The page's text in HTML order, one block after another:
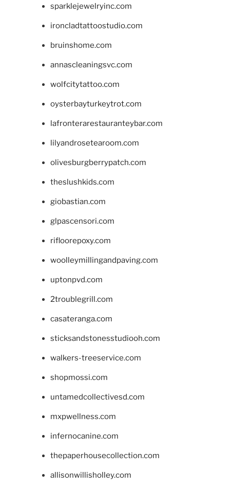
sparklejewelryinc.com
ironcladtattoostudio.com
bruinshome.com
annascleaningsvc.com
wolfcitytattoo.com
oysterbayturkeytrot.com
lafronterarestauranteybar.com
lilyandrosetearoom.com
olivesburgberrypatch.com
theslushkids.com
giobastian.com
glpascensori.com
rifloorepoxy.com
woolleymillingandpaving.com
uptonpvd.com
2troublegrill.com
casateranga.com
sticksandstonesstudiooh.com
walkers-treeservice.com
shopmossi.com
untamedcollectivesd.com
mxpwellness.com
infernocanine.com
thepaperhousecollection.com
allisonwillisholley.com